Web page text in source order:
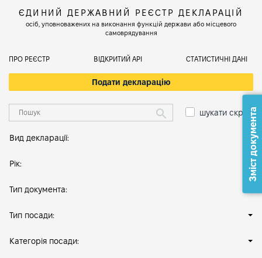
ЄДИНИЙ ДЕРЖАВНИЙ РЕЄСТР ДЕКЛАРАЦІЙ
осіб, уповноважених на виконання функцій держави або місцевого
самоврядування
ПРО РЕЄСТР ВІДКРИТИЙ АРІ СТАТИСТИЧНІ ДАНІ
Подати декларацію
шукати скрізь
Вид декларації:
Рік:
Тип документа:
Тип посади:
Категорія посади:
Зміст документа